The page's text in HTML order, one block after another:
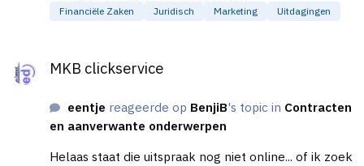
Financiële Zaken Juridisch Marketing Uitdagingen
MKB clickservice
eentje reageerde op BenjiB's topic in Contracten
en aanverwante onderwerpen
Helaas staat die uitspraak nog niet online... of ik zoek